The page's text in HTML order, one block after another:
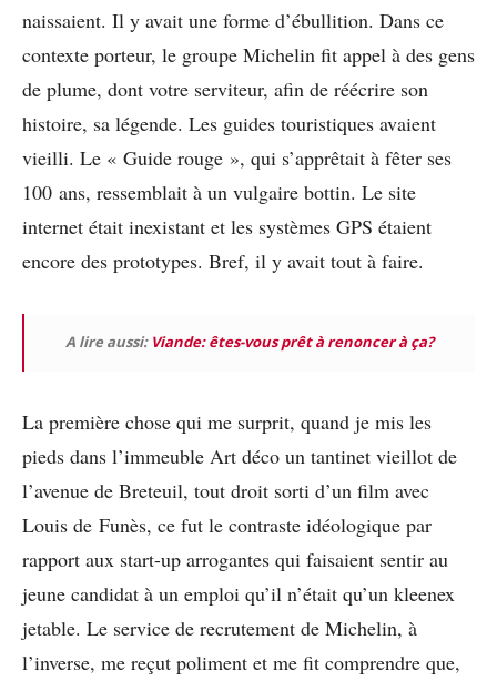
naissaient. Il y avait une forme d’ébullition. Dans ce
contexte porteur, le groupe Michelin fit appel à des gens
de plume, dont votre serviteur, afin de réécrire son
histoire, sa légende. Les guides touristiques avaient
vieilli. Le « Guide rouge », qui s’apprêtait à fêter ses
100 ans, ressemblait à un vulgaire bottin. Le site
internet était inexistant et les systèmes GPS étaient
encore des prototypes. Bref, il y avait tout à faire.
A lire aussi: Viande: êtes-vous prêt à renoncer à ça?
La première chose qui me surprit, quand je mis les
pieds dans l’immeuble Art déco un tantinet vieillot de
l’avenue de Breteuil, tout droit sorti d’un film avec
Louis de Funès, ce fut le contraste idéologique par
rapport aux start-up arrogantes qui faisaient sentir au
jeune candidat à un emploi qu’il n’était qu’un kleenex
jetable. Le service de recrutement de Michelin, à
l’inverse, me reçut poliment et me fit comprendre que,